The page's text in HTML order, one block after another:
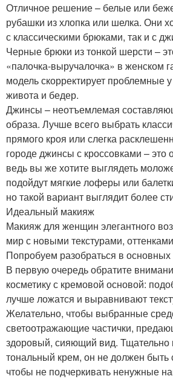
Отличное решение – белые или
рубашки из хлопка или шелка. Они
с классическими брюками, так и с
Черные брюки из тонкой шерсти –
«палочка-выручалочка» в женском
модель скорректирует проблемные
живота и бедер.
Джинсы – неотъемлемая
образа. Лучше всего выбрать
прямого кроя или слегка
городе джинсы с кроссовками – это
ведь вы же хотите выглядеть
подойдут мягкие лоферы или
но такой вариант выглядит более
Идеальный макияж
Макияж для женщин элегантного
мир с новыми текстурами,
Попробуем разобраться в
В первую очередь обратите
косметику с кремовой основой:
лучше ложатся и выравнивают
Желательно, чтобы выбранные
светоотражающие частички,
здоровый, сияющий вид. Тщательно
тональный крем, он не должен
чтобы не подчеркивать ненужные